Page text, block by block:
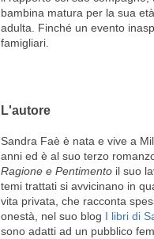
bambina matura per la sua
adulta. Finché un evento
famigliari.
L'autore
Sandra Faè è nata e vive a
anni ed è al suo terzo
Ragione e Pentimento il suo
temi trattati si avvicinano in
vita privata, che racconta
onestà, nel suo blog I libri di
sono adatti ad un pubblico